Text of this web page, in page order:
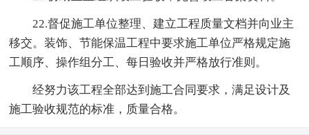
22.督促施工单位整理、建立工程质量文档并向业主
移交。装饰、节能保温工程中要求施工单位严格规定施
工顺序、操作组分工、每日验收并严格放行准则。
经努力该工程全部达到施工合同要求，满足设计及
施工验收规范的标准，质量合格。